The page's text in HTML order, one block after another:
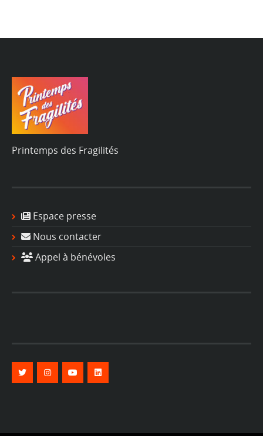
Printemps des Fragilités
Espace presse
Nous contacter
Appel à bénévoles